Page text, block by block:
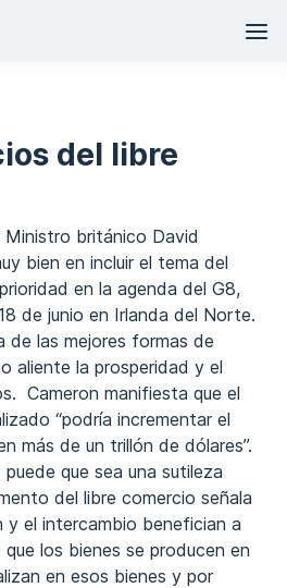
del libre
Ministro británico David
bien en incluir el tema del
en la agenda del G8,
de junio en Irlanda del Norte.
de las mejores formas de
aliente la prosperidad y el
Cameron manifiesta que el
“podría incrementar el
más de un trillón de dólares”.
que sea una sutileza
del libre comercio señala
y el intercambio benefician a
los bienes se producen en
en esos bienes y por